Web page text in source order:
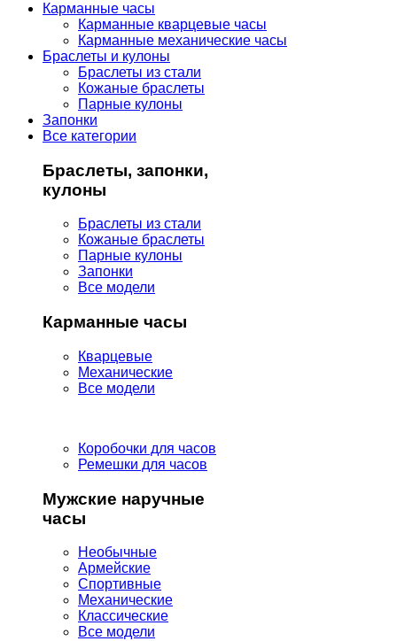
Карманные часы
Карманные кварцевые часы
Карманные механические часы
Браслеты и кулоны
Браслеты из стали
Кожаные браслеты
Парные кулоны
Запонки
Все категории
Браслеты, запонки,
кулоны
Браслеты из стали
Кожаные браслеты
Парные кулоны
Запонки
Все модели
Карманные часы
Кварцевые
Механические
Все модели
Коробочки для часов
Ремешки для часов
Мужские наручные
часы
Необычные
Армейские
Спортивные
Механические
Классические
Все модели